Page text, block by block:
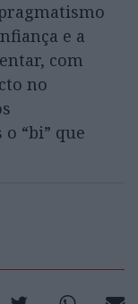
e a
com
no
“bi” que